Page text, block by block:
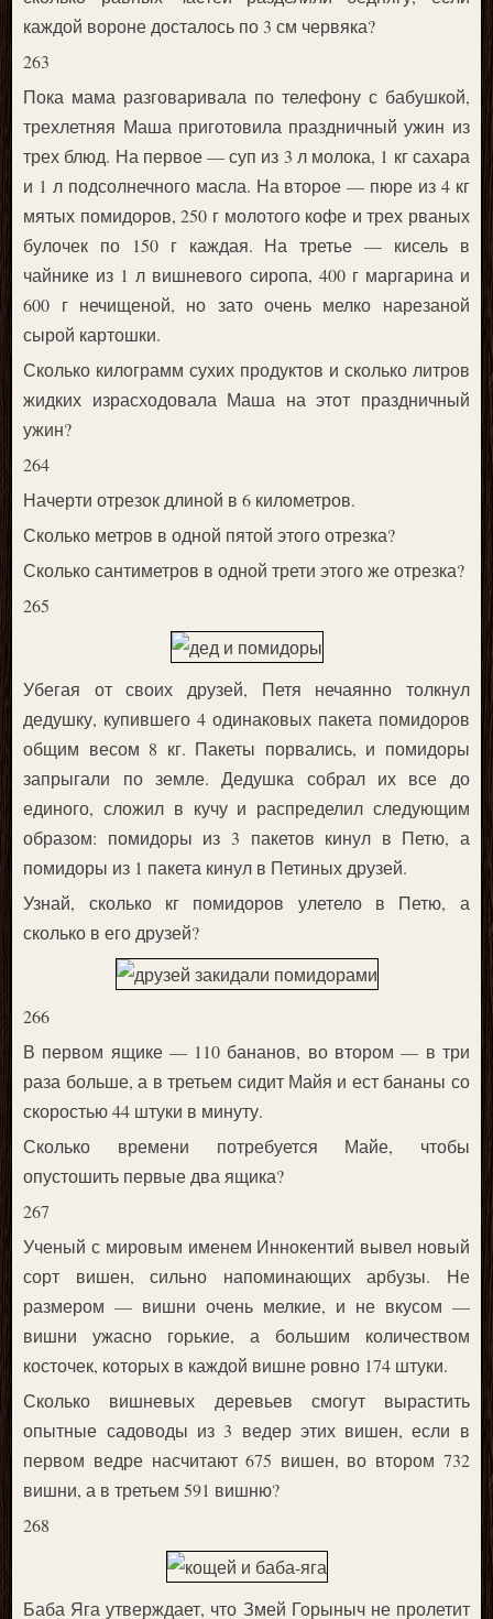
каждой вороне досталось по 3 см червяка?
263
Пока мама разговаривала по телефону с бабушкой,
трехлетняя Маша приготовила праздничный ужин из
трех блюд. На первое — суп из 3 л молока, 1 кг сахара
и 1 л подсолнечного масла. На второе — пюре из 4 кг
мятых помидоров, 250 г молотого кофе и трех рваных
булочек по 150 г каждая. На третье — кисель в
чайнике из 1 л вишневого сиропа, 400 г маргарина и
600 г нечищеной, но зато очень мелко нарезаной
сырой картошки.
Сколько килограмм сухих продуктов и сколько литров
жидких израсходовала Маша на этот праздничный
ужин?
264
Начерти отрезок длиной в 6 километров.
Сколько метров в одной пятой этого отрезка?
Сколько сантиметров в одной трети этого же отрезка?
265
Убегая от своих друзей, Петя нечаянно толкнул
дедушку, купившего 4 одинаковых пакета помидоров
общим весом 8 кг. Пакеты порвались, и помидоры
запрыгали по земле. Дедушка собрал их все до
единого, сложил в кучу и распределил следующим
образом: помидоры из 3 пакетов кинул в Петю, а
помидоры из 1 пакета кинул в Петиных друзей.
Узнай, сколько кг помидоров улетело в Петю, а
сколько в его друзей?
266
В первом ящике — 110 бананов, во втором — в три
раза больше, а в третьем сидит Майя и ест бананы со
скоростью 44 штуки в минуту.
Сколько времени потребуется Майе, чтобы
опустошить первые два ящика?
267
Ученый с мировым именем Иннокентий вывел новый
сорт вишен, сильно напоминающих арбузы. Не
размером — вишни очень мелкие, и не вкусом —
вишни ужасно горькие, а большим количеством
косточек, которых в каждой вишне ровно 174 штуки.
Сколько вишневых деревьев смогут вырастить
опытные садоводы из 3 ведер этих вишен, если в
первом ведре насчитают 675 вишен, во втором 732
вишни, а в третьем 591 вишню?
268
Баба Яга утверждает, что Змей Горыныч не пролетит